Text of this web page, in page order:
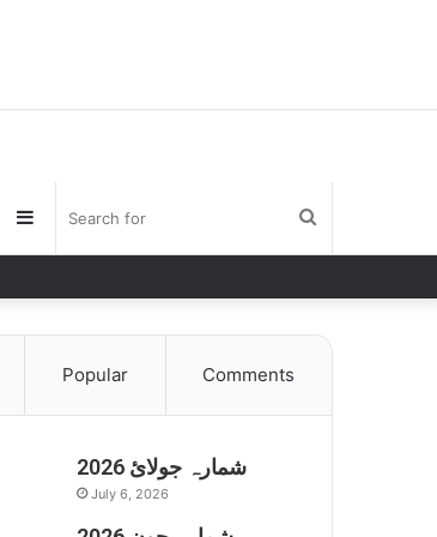
Sidebar
Popular Comments
شمارہ جولائ 2026
July 6, 2026